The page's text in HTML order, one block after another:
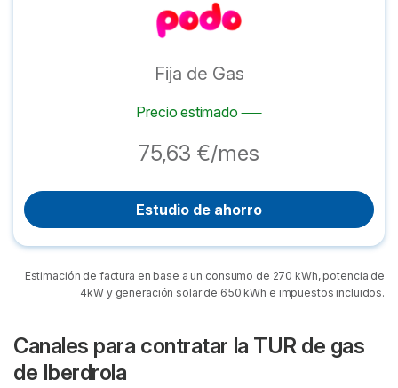
Fija de Gas
Precio estimado
75,63 €/mes
Estudio de ahorro
Estimación de factura en base a un consumo de 270 kWh, potencia de
4kW y generación solar de 650 kWh e impuestos incluidos.
Canales para contratar la TUR de gas
de Iberdrola